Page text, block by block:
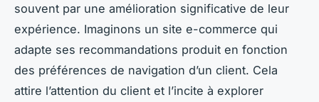
souvent par une amélioration significative de leur
expérience. Imaginons un site e-commerce qui
adapte ses recommandations produit en fonction
des préférences de navigation d’un client. Cela
attire l’attention du client et l’incite à explorer